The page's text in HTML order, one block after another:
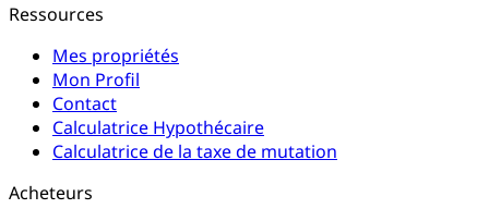
Ressources
Mes propriétés
Mon Profil
Contact
Calculatrice Hypothécaire
Calculatrice de la taxe de mutation
Acheteurs